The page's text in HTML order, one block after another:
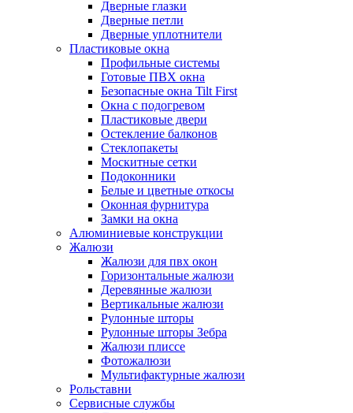
Дверные глазки
Дверные петли
Дверные уплотнители
Пластиковые окна
Профильные системы
Готовые ПВХ окна
Безопасные окна Tilt First
Окна с подогревом
Пластиковые двери
Остекление балконов
Стеклопакеты
Москитные сетки
Подоконники
Белые и цветные откосы
Оконная фурнитура
Замки на окна
Алюминиевые конструкции
Жалюзи
Жалюзи для пвх окон
Горизонтальные жалюзи
Деревянные жалюзи
Вертикальные жалюзи
Рулонные шторы
Рулонные шторы Зебра
Жалюзи плиссе
Фотожалюзи
Мультифактурные жалюзи
Рольставни
Сервисные службы